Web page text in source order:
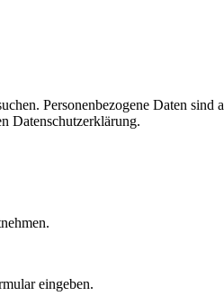
Personenbezogene Daten sind
Datenschutzerklärung.
eingeben.